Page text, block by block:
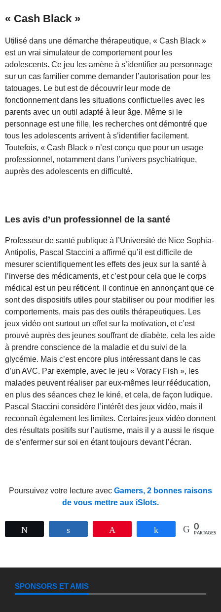
« Cash Black »
Utilisé dans une démarche thérapeutique, « Cash Black »
est un vrai simulateur de comportement pour les
adolescents. Ce jeu les amène à s’identifier au personnage
sur un cas familier comme demander l’autorisation pour les
tatouages. Le but est de découvrir leur mode de
fonctionnement dans les situations conflictuelles avec les
parents avec un outil adapté à leur âge. Même si le
personnage est une fille, les recherches ont démontré que
tous les adolescents arrivent à s’identifier facilement.
Toutefois, « Cash Black » n’est conçu que pour un usage
professionnel, notamment dans l’univers psychiatrique,
auprès des adolescents en difficulté.
Les avis d’un professionnel de la santé
Professeur de santé publique à l’Université de Nice Sophia-
Antipolis, Pascal Staccini a affirmé qu’il est difficile de
mesurer scientifiquement les effets des jeux sur la santé à
l’inverse des médicaments, et c’est pour cela que le corps
médical est un peu réticent. Il continue en annonçant que ce
sont des dispositifs utiles pour stabiliser ou pour modifier les
comportements, mais pas des outils thérapeutiques. Les
jeux vidéo ont surtout un effet sur la motivation, et c’est
prouvé auprès des jeunes souffrant de diabète, cela les aide
à prendre conscience de la maladie et du suivi de la
glycémie. Mais c’est encore plus intéressant dans le cas
d’un AVC. Par exemple, avec le jeu « Voracy Fish », les
malades peuvent réaliser par eux-mêmes leur rééducation,
en plus des séances chez le kiné, et cela, de façon ludique.
Pascal Staccini considère l’intérêt des jeux vidéo, mais il
reconnaît également les limites. Certains jeux vidéo donnent
des résultats positifs sur l’autisme, mais il y a aussi le risque
de s’enfermer sur soi en étant toujours devant l’écran.
Poursuivez votre lecture avec Gamers, 2 bonnes raisons
de vous mettre aux iSlots.
Partagez 0
PARTAGES
SPONSORS ET AMIS